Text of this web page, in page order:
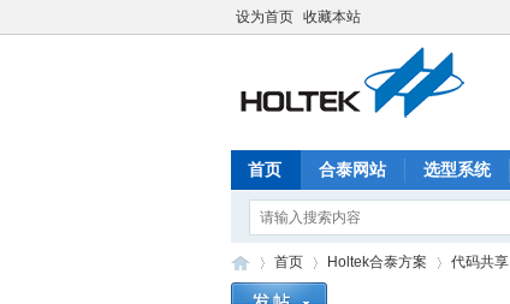
设为首页 收藏本站
首页 合泰网站 选型系统
首页 Holtek合泰方案 代码共享